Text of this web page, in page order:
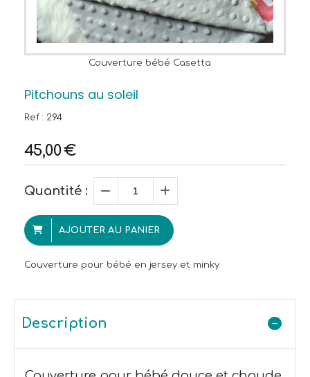
Couverture bébé Casetta
Pitchouns au soleil
Ref : 294
45,00€
Quantité :
AJOUTER AU PANIER
Couverture pour bébé en jersey et minky
Description